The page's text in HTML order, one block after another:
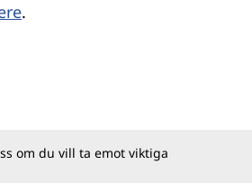
.
om du vill ta emot viktiga